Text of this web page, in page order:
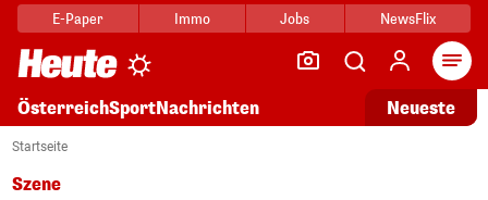
E-Paper Immo Jobs NewsFlix
ÖsterreichSportNachrichten Neueste
Startseite
Szene